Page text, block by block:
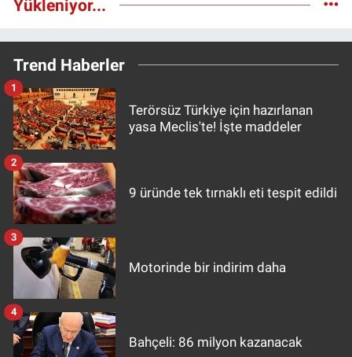
Yükleniyor...
Trend Haberler
Terörsüz Türkiye için hazırlanan
yasa Meclis'te! İşte maddeler
1
9 üründe tek tırnaklı eti tespit edildi
2
Motorinde bir indirim daha
3
Bahçeli: 86 milyon kazanacak
4